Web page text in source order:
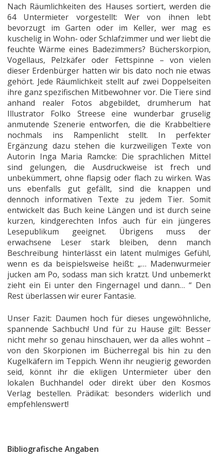
Nach Räumlichkeiten des Hauses sortiert, werden die
64 Untermieter vorgestellt: Wer von ihnen lebt
bevorzugt im Garten oder im Keller, wer mag es
kuschelig in Wohn- oder Schlafzimmer und wer liebt die
feuchte Wärme eines Badezimmers? Bücherskorpion,
Vogellaus, Pelzkäfer oder Fettspinne – von vielen
dieser Erdenbürger hatten wir bis dato noch nie etwas
gehört. Jede Räumlichkeit stellt auf zwei Doppelseiten
ihre ganz spezifischen Mitbewohner vor. Die Tiere sind
anhand realer Fotos abgebildet, drumherum hat
Illustrator Folko Streese eine wunderbar gruselig
anmutende Szenerie entworfen, die die Krabbeltiere
nochmals ins Rampenlicht stellt. In perfekter
Ergänzung dazu stehen die kurzweiligen Texte von
Autorin Inga Maria Ramcke: Die sprachlichen Mittel
sind gelungen, die Ausdruckweise ist frech und
unbekümmert, ohne flapsig oder flach zu wirken. Was
uns ebenfalls gut gefällt, sind die knappen und
dennoch informativen Texte zu jedem Tier. Somit
entwickelt das Buch keine Längen und ist durch seine
kurzen, kindgerechten Infos auch für ein jüngeres
Lesepublikum geeignet. Übrigens muss der
erwachsene Leser stark bleiben, denn manch
Beschreibung hinterlässt ein latent mulmiges Gefühl,
wenn es da beispielsweise heißt: „… Madenwurmeier
jucken am Po, sodass man sich kratzt. Und unbemerkt
zieht ein Ei unter den Fingernagel und dann… “ Den
Rest überlassen wir eurer Fantasie.
Unser Fazit: Daumen hoch für dieses ungewöhnliche,
spannende Sachbuch! Und für zu Hause gilt: Besser
nicht mehr so genau hinschauen, wer da alles wohnt –
von den Skorpionen im Bücherregal bis hin zu den
Kugelkäfern im Teppich. Wenn ihr neugierig geworden
seid, könnt ihr die ekligen Untermieter über den
lokalen Buchhandel oder direkt über den Kosmos
Verlag bestellen. Prädikat: besonders widerlich und
empfehlenswert!
Bibliografische Angaben